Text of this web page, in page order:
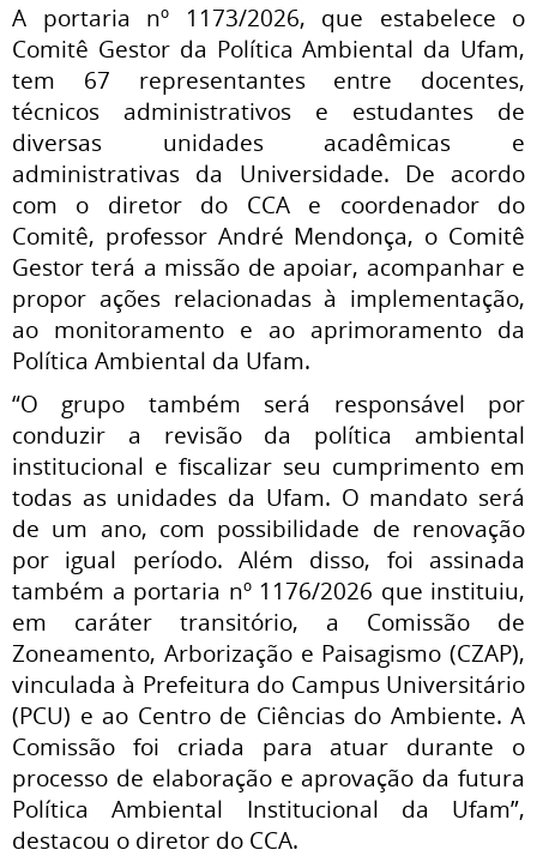
A portaria nº 1173/2026, que estabelece o
Comitê Gestor da Política Ambiental da Ufam,
tem 67 representantes entre docentes,
técnicos administrativos e estudantes de
diversas unidades acadêmicas e
administrativas da Universidade. De acordo
com o diretor do CCA e coordenador do
Comitê, professor André Mendonça, o Comitê
Gestor terá a missão de apoiar, acompanhar e
propor ações relacionadas à implementação,
ao monitoramento e ao aprimoramento da
Política Ambiental da Ufam.
“O grupo também será responsável por
conduzir a revisão da política ambiental
institucional e fiscalizar seu cumprimento em
todas as unidades da Ufam. O mandato será
de um ano, com possibilidade de renovação
por igual período. Além disso, foi assinada
também a portaria nº 1176/2026 que instituiu,
em caráter transitório, a Comissão de
Zoneamento, Arborização e Paisagismo (CZAP),
vinculada à Prefeitura do Campus Universitário
(PCU) e ao Centro de Ciências do Ambiente. A
Comissão foi criada para atuar durante o
processo de elaboração e aprovação da futura
Política Ambiental Institucional da Ufam”,
destacou o diretor do CCA.